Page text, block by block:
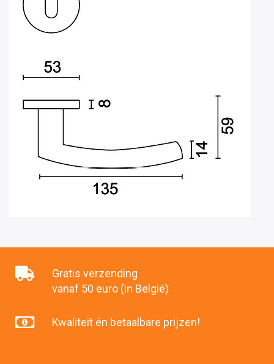
Gratis verzending
vanaf 50 euro (in België)
Kwaliteit én betaalbare prijzen!